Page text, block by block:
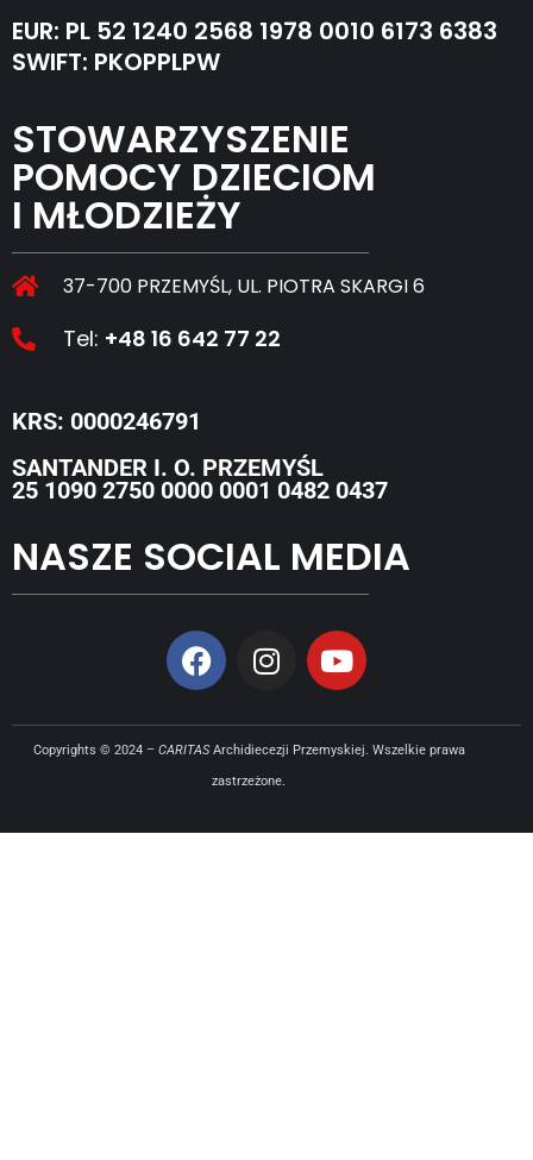
EUR: PL 52 1240 2568 1978 0010 6173 6383
SWIFT: PKOPPLPW
STOWARZYSZENIE
POMOCY DZIECIOM
I MŁODZIEŻY
37-700 PRZEMYŚL, UL. PIOTRA SKARGI 6
Tel: +48 16 642 77 22
KRS: 0000246791
SANTANDER I. O. PRZEMYŚL
25 1090 2750 0000 0001 0482 0437
NASZE SOCIAL MEDIA
Copyrights © 2024 – CARITASArchidiecezji Przemyskiej. Wszelkie prawa
zastrzeżone.